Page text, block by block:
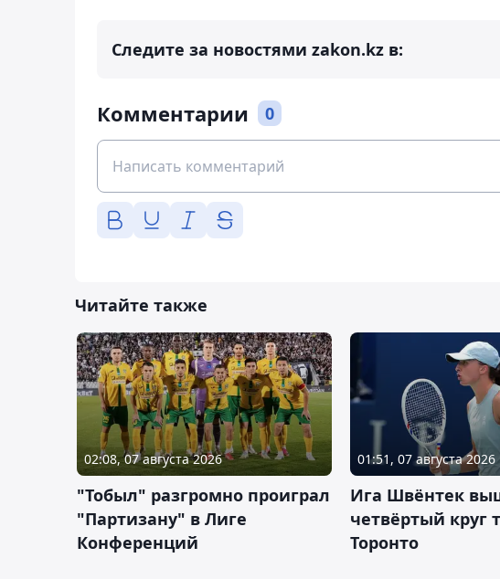
Следите за новостями zakon.kz в:
Комментарии 0
Читайте также
02:08, 07 августа 2026
"Тобыл" разгромно проиграл
"Партизану" в Лиге
Конференций
01:51, 07 августа 2026
Ига Швёнтек
четвёртый круг
Торонто